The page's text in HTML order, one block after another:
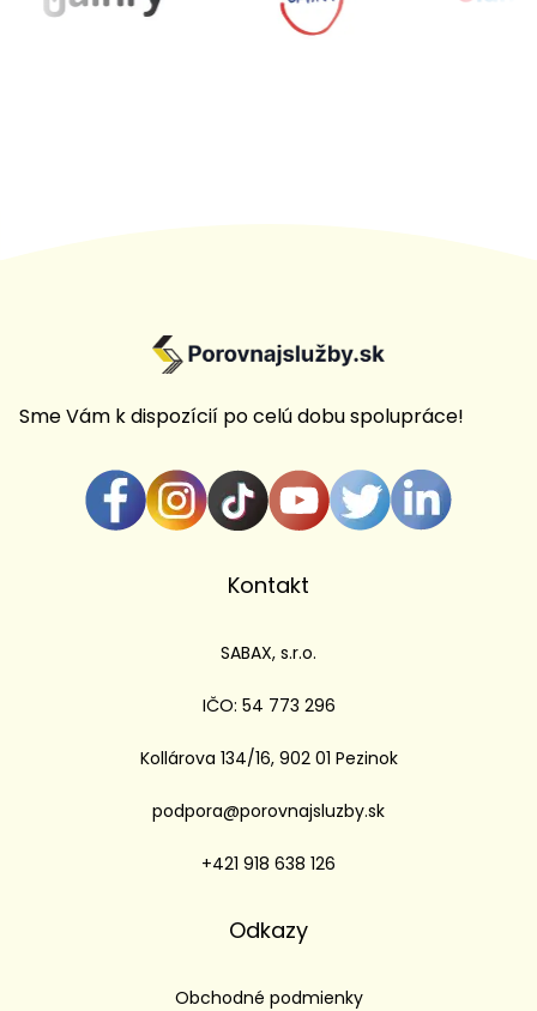
Sme Vám k dispozícií po celú dobu spolupráce!
Kontakt
SABAX, s.r.o.
IČO: 54 773 296
Kollárova 134/16, 902 01 Pezinok
podpora@porovnajsluzby.sk
+421 918 638 126
Odkazy
Obchodné podmienky